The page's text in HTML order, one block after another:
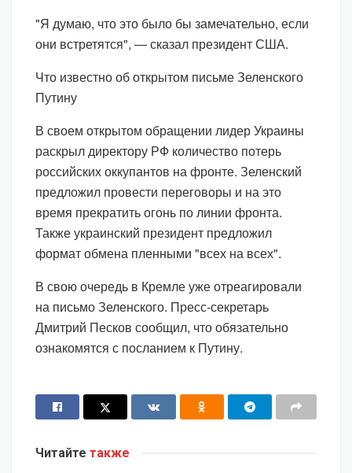
"Я думаю, что это было бы замечательно, если
они встретятся", — сказал президент США.
Что известно об открытом письме Зеленского
Путину
В своем открытом обращении лидер Украины
раскрыл директору РФ количество потерь
российских оккупантов на фронте. Зеленский
предложил провести переговоры и на это
время прекратить огонь по линии фронта.
Также украинский президент предложил
формат обмена пленными "всех на всех".
В свою очередь в Кремле уже отреагировали
на письмо Зеленского. Пресс-секретарь
Дмитрий Песков сообщил, что обязательно
ознакомятся с посланием к Путину.
Читайте также